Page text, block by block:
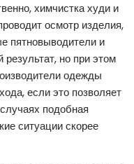
химчистка худи и
осмотр изделия,
пятновыводители и
но при этом
одежды
если это позволяет
подобная
ситуации скорее